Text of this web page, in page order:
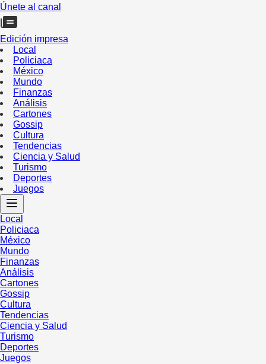
Únete al canal
Edición impresa
Local
Policiaca
México
Mundo
Finanzas
Análisis
Cartones
Gossip
Cultura
Tendencias
Ciencia y Salud
Turismo
Deportes
Juegos
Local
Policiaca
México
Mundo
Finanzas
Análisis
Cartones
Gossip
Cultura
Tendencias
Ciencia y Salud
Turismo
Deportes
Juegos